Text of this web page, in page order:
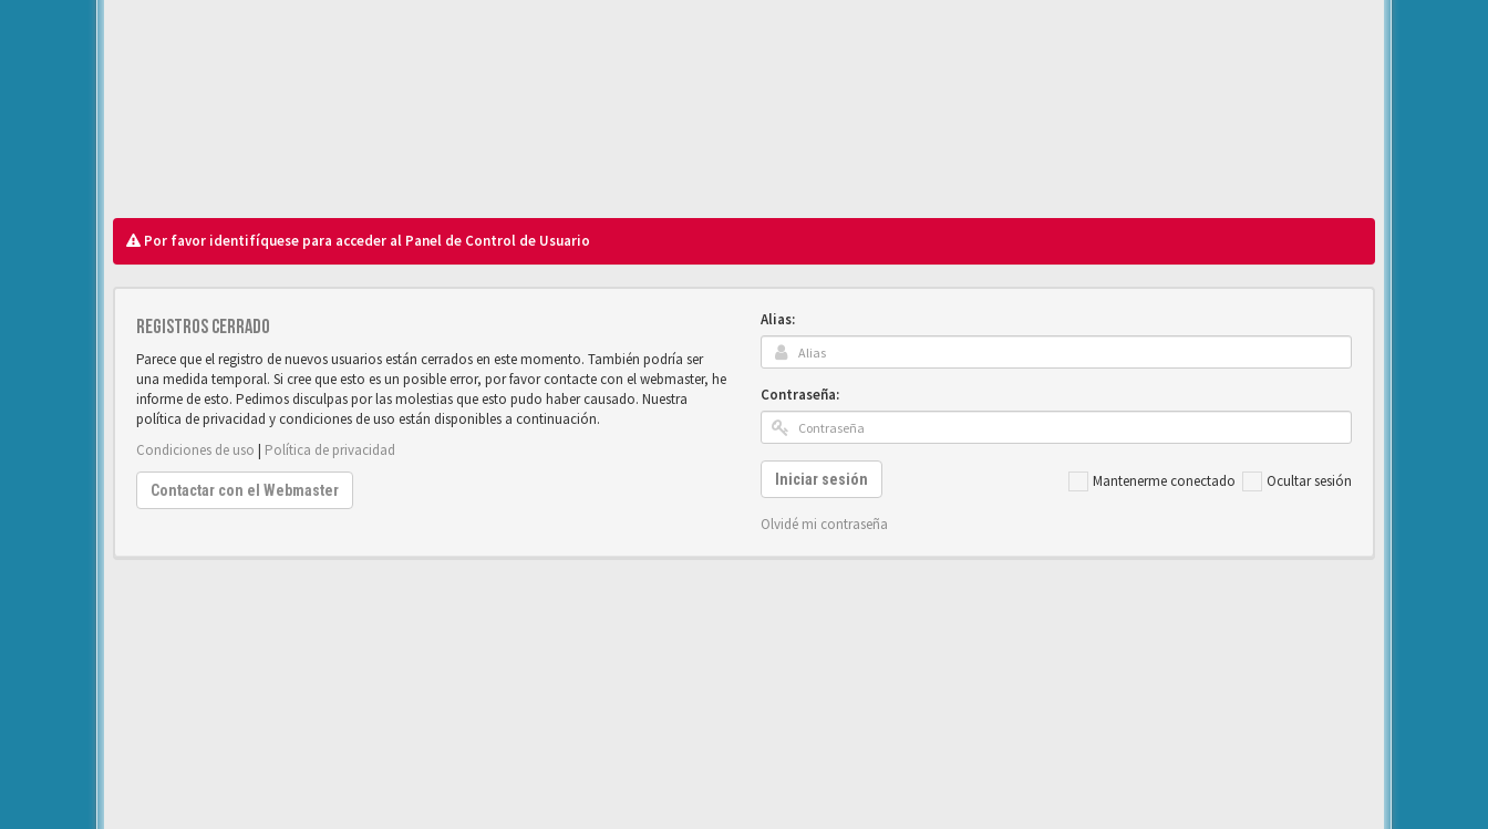
Por favor identifíquese para acceder al Panel de Control de Usuario
Registros cerrado
Parece que el registro de nuevos usuarios están cerrados en este momento. También podría ser
una medida temporal. Si cree que esto es un posible error, por favor contacte con el webmaster, he
informe de esto. Pedimos disculpas por las molestias que esto pudo haber causado. Nuestra
política de privacidad y condiciones de uso están disponibles a continuación.
Condiciones de uso | Política de privacidad
Contactar con el Webmaster
Alias:
Contraseña:
Mantenerme conectado Ocultar sesión
Iniciar sesión
Olvidé mi contraseña